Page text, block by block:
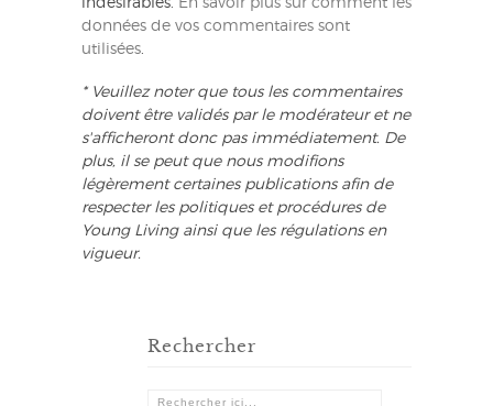
indésirables. En savoir plus sur comment les
données de vos commentaires sont
utilisées.
* Veuillez noter que tous les commentaires
doivent être validés par le modérateur et ne
s'afficheront donc pas immédiatement. De
plus, il se peut que nous modifions
légèrement certaines publications afin de
respecter les politiques et procédures de
Young Living ainsi que les régulations en
vigueur.
Rechercher